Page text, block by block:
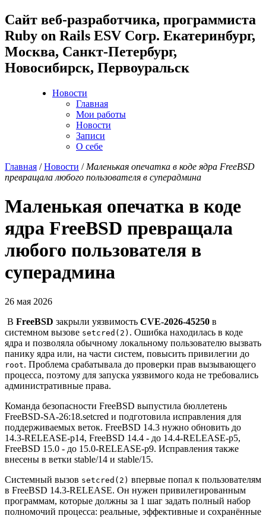
Cайт веб-разработчика, программиста
Ruby on Rails ESV Corp. Екатеринбург,
Москва, Санкт-Петербург,
Новосибирск, Первоуральск
Новости
Главная
Мои работы
Новости
Записи
О себе
Главная /Новости / Маленькая опечатка в коде ядра FreeBSD
превращала любого пользователя в суперадмина
Маленькая опечатка в коде
ядра FreeBSD превращала
любого пользователя в
суперадмина
26 мая 2026
В FreeBSD закрыли уязвимость CVE-2026-45250 в
системном вызове setcred(2) . Ошибка находилась в коде
ядра и позволяла обычному локальному пользователю вызвать
панику ядра или, на части систем, повысить привилегии до
root. Проблема срабатывала до проверки прав вызывающего
процесса, поэтому для запуска уязвимого кода не требовались
административные права.
Команда безопасности FreeBSD выпустила бюллетень
FreeBSD-SA-26:18.setcred и подготовила исправления для
поддерживаемых веток. FreeBSD 14.3 нужно обновить до
14.3-RELEASE-p14, FreeBSD 14.4 - до 14.4-RELEASE-p5,
FreeBSD 15.0 - до 15.0-RELEASE-p9. Исправления также
внесены в ветки stable/14 и stable/15.
Системный вызов setcred(2) впервые попал к пользователям
в FreeBSD 14.3-RELEASE. Он нужен привилегированным
программам, которые должны за 1 шаг задать полный набор
полномочий процесса: реальные, эффективные и сохранённые